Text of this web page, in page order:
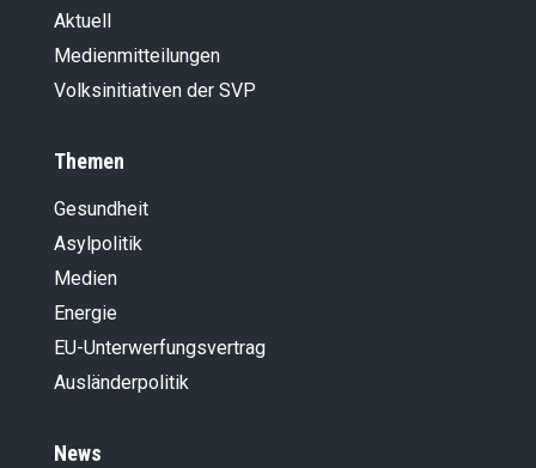
Aktuell
Medienmitteilungen
Volksinitiativen der SVP
Themen
Gesundheit
Asylpolitik
Medien
Energie
EU-Unterwerfungsvertrag
Ausländer­politik
News